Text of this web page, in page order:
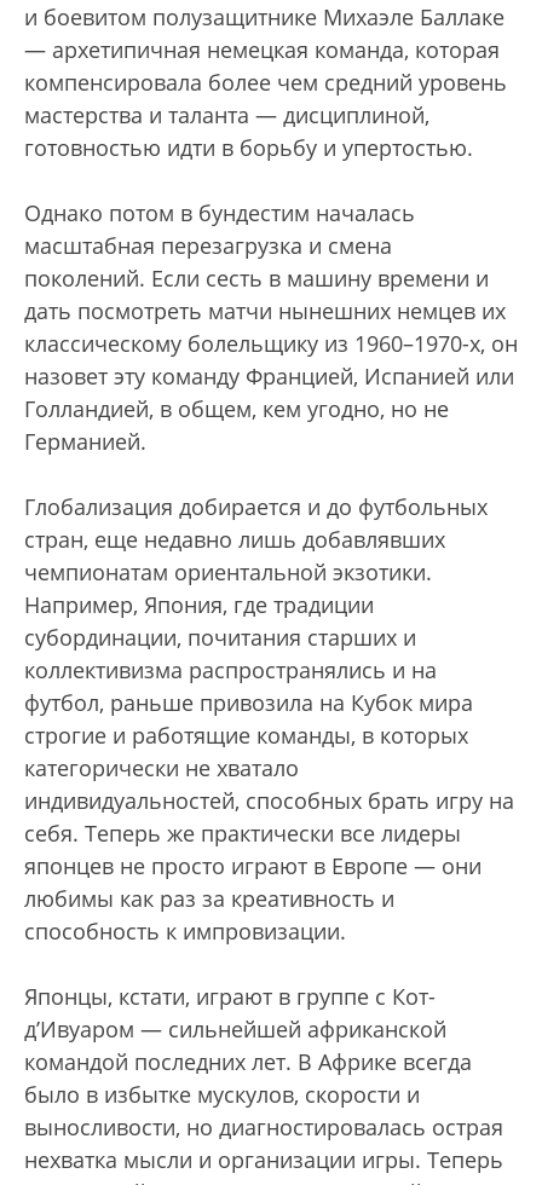
и боевитом полузащитнике Михаэле Баллаке
— архетипичная немецкая команда, которая
компенсировала более чем средний уровень
мастерства и таланта — дисциплиной,
готовностью идти в борьбу и упертостью.
Однако потом в бундестим началась
масштабная перезагрузка и смена
поколений. Если сесть в машину времени и
дать посмотреть матчи нынешних немцев их
классическому болельщику из 1960–1970-х, он
назовет эту команду Францией, Испанией или
Голландией, в общем, кем угодно, но не
Германией.
Глобализация добирается и до футбольных
стран, еще недавно лишь добавлявших
чемпионатам ориентальной экзотики.
Например, Япония, где традиции
субординации, почитания старших и
коллективизма распространялись и на
футбол, раньше привозила на Кубок мира
строгие и работящие команды, в которых
категорически не хватало
индивидуальностей, способных брать игру на
себя. Теперь же практически все лидеры
японцев не просто играют в Европе — они
любимы как раз за креативность и
способность к импровизации.
Японцы, кстати, играют в группе с Кот-
д’Ивуаром — сильнейшей африканской
командой последних лет. В Африке всегда
было в избытке мускулов, скорости и
выносливости, но диагностировалась острая
нехватка мысли и организации игры. Теперь